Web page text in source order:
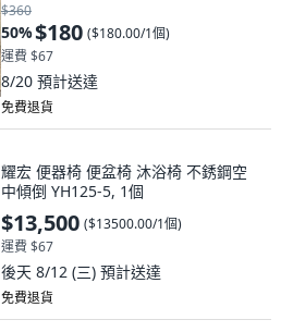
$360
50%$180 ($180.00/1個)
運費 $67
8/20 預計送達
免費退貨
耀宏 便器椅 便盆椅 沐浴椅 不銹鋼空
中傾倒 YH125-5, 1個
$13,500 ($13500.00/1個)
運費 $67
後天 8/12 (三) 預計送達
免費退貨